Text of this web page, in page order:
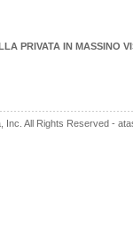
PRIVATA IN MASSINO
Inc. All Rights Reserved -